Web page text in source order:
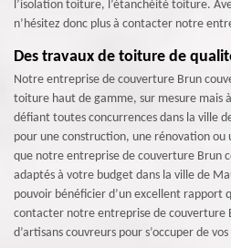
l’isolation toiture, l’étanchéité toiture.
n’hésitez donc plus à contacter notre
Des travaux de toiture de
Notre entreprise de couverture Brun
toiture haut de gamme, sur mesure mais
défiant toutes concurrences dans la ville
pour une construction, une rénovation
que notre entreprise de couverture Brun
adaptés à votre budget dans la ville de
pouvoir bénéficier d’un excellent rapport
contacter notre entreprise de couverture
d’artisans couvreurs pour s’occuper de